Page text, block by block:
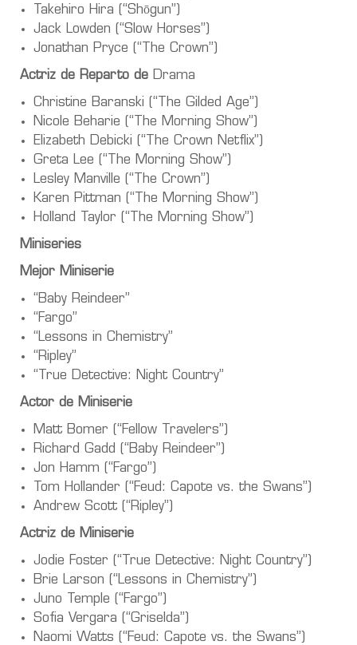
Takehiro Hira (“Shōgun”)
Jack Lowden (“Slow Horses”)
Jonathan Pryce (“The Crown”)
Actriz de Reparto de Drama
Christine Baranski (“The Gilded Age”)
Nicole Beharie (“The Morning Show”)
Elizabeth Debicki (“The Crown Netflix”)
Greta Lee (“The Morning Show”)
Lesley Manville (“The Crown”)
Karen Pittman (“The Morning Show”)
Holland Taylor (“The Morning Show”)
Miniseries
Mejor Miniserie
“Baby Reindeer”
“Fargo”
“Lessons in Chemistry”
“Ripley”
“True Detective: Night Country”
Actor de Miniserie
Matt Bomer (“Fellow Travelers”)
Richard Gadd (“Baby Reindeer”)
Jon Hamm (“Fargo”)
Tom Hollander (“Feud: Capote vs. the Swans”)
Andrew Scott (“Ripley”)
Actriz de Miniserie
Jodie Foster (“True Detective: Night Country”)
Brie Larson (“Lessons in Chemistry”)
Juno Temple (“Fargo”)
Sofia Vergara (“Griselda”)
Naomi Watts (“Feud: Capote vs. the Swans”)